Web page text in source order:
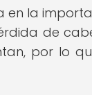
la
de
por lo